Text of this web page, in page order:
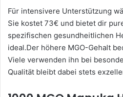
Für intensivere Unterstützung
Sie kostet 73€ und bietet dir
spezifischen gesundheitlichen
ideal.Der höhere MGO-Gehalt
Viele verwenden ihn bei
Qualität bleibt dabei stets